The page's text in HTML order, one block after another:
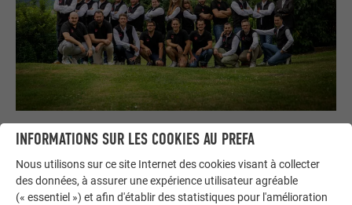
Adressez-vous à nos experts
PREFA sont à vos côtés pour vous conseiller. C’est tout
simple : appelez-nous ou envoyez-nous un e-mail.
INFORMATIONS SUR LES COOKIES AU PREFA
Nous utilisons sur ce site Internet des cookies visant à collecter
des données, à assurer une expérience utilisateur agréable
(« essentiel ») et afin d'établir des statistiques pour l'amélioration